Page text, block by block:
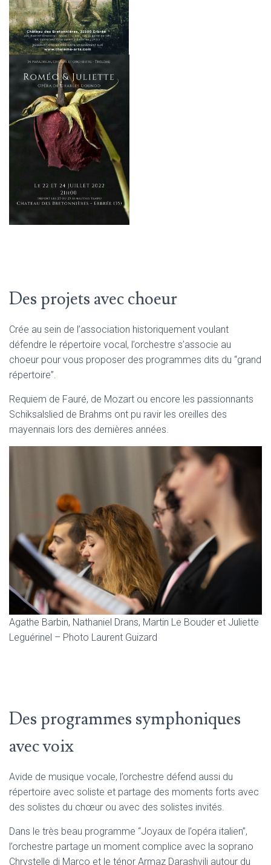
Des projets avec choeur
Crée au sein de l’association historiquement voulant
défendre le répertoire vocal, l’orchestre s’associe au
choeur pour vous proposer des programmes dits du “grand
répertoire”.
Requiem de Fauré, de Mozart ou encore les passionnants
Schiksalslied de Brahms ont pu ravir les oreilles des
mayennais lors des dernières années.
Agathe Barbin, Nathaniel Drans, Martin Le Bouder et Juliette
Leguérinel – Photo Laurent Guizard
Des programmes symphoniques
avec voix
Avide de musique vocale, l’orchestre défend aussi du
répertoire avec soliste et partage des moments forts avec
des solistes du chœur ou avec des solistes invités.
Dans le très beau programme “Joyaux de l’opéra italien”,
l’orchestre partage un moment complice avec la soprano
Chrystelle di Marco et le ténor Armaz Darashvili autour du